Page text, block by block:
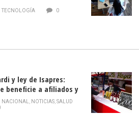
TECNOLOGÍA 0
y ley de Isapres:
beneficie a afiliados y
el abuso”
NACIONAL, NOTICIAS,SALUD